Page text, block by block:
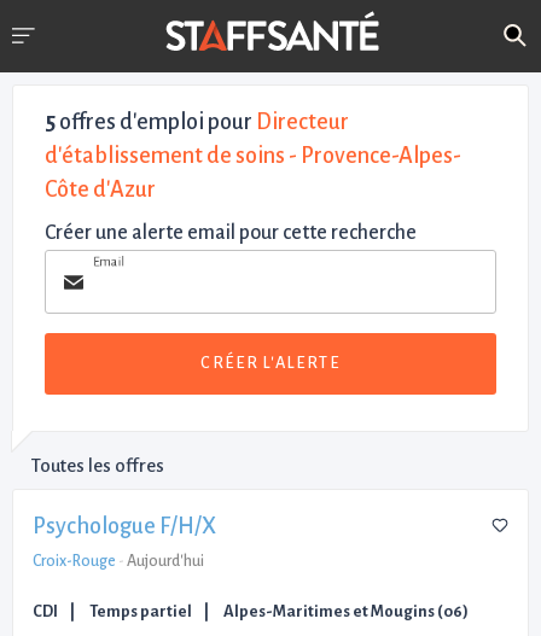
5 offres d'emploi pour Directeur
d'établissement de soins - Provence-Alpes-
Côte d'Azur
Créer une alerte email pour cette recherche
Email
CRÉER L'ALERTE
Toutes les offres
Psychologue F/H/X
Croix-Rouge - Aujourd'hui
CDI Temps partiel Alpes-Maritimes et Mougins (06)